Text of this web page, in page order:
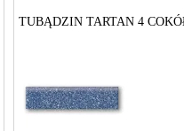
TUBĄDZIN TARTAN 4